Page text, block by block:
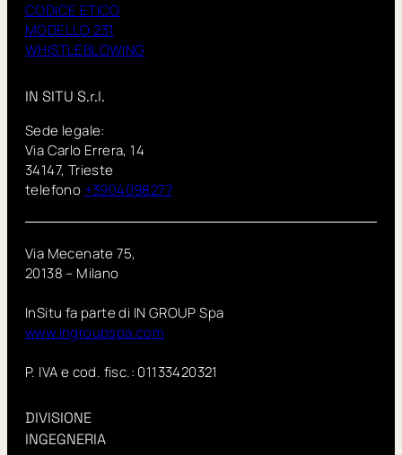
CODICE ETICO
MODELLO 231
WHISTLEBLOWING
IN SITU S.r.l.
Sede legale:
Via Carlo Errera, 14
34147, Trieste
telefono +3904098277
Via Mecenate 75,
20138 – Milano
InSitu fa parte di IN GROUP Spa
www.ingroupspa.com
P. IVA e cod. fisc.: 01133420321
DIVISIONE
INGEGNERIA